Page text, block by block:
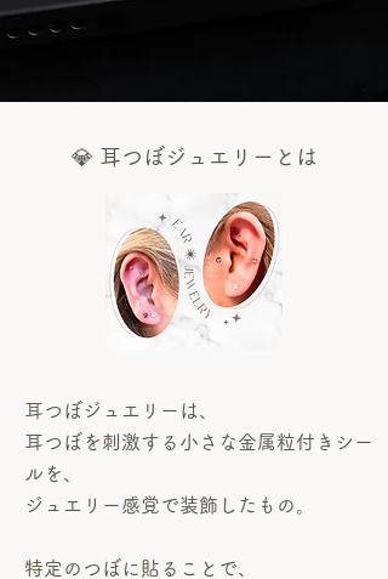
💎 耳つぼジュエリーとは
耳つぼジュエリーは、
耳つぼを刺激する小さな金属粒付きシー
ルを、
ジュエリー感覚で装飾したもの。
特定のつぼに貼ることで、